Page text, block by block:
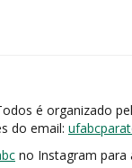
é organizado
do email:
no Instagram para